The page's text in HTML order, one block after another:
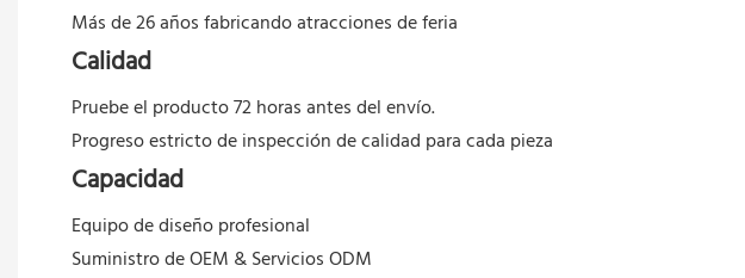
Más de 26 años fabricando atracciones de feria
Calidad
Pruebe el producto 72 horas antes del envío.
Progreso estricto de inspección de calidad para cada pieza
Capacidad
Equipo de diseño profesional
Suministro de OEM & Servicios ODM